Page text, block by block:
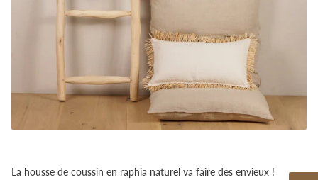
La housse de coussin en raphia naturel va faire des envieux !